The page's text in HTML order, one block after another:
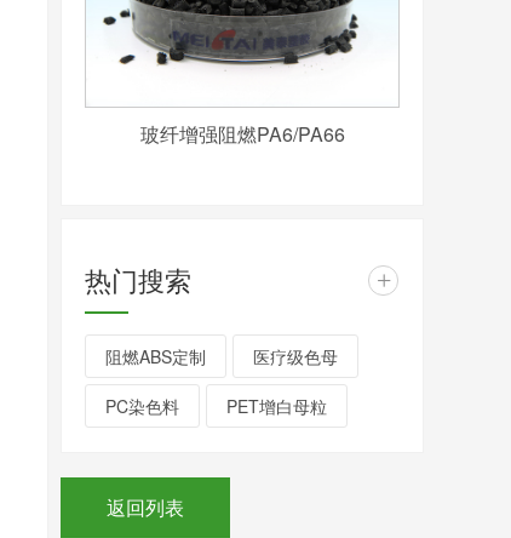
玻纤增强阻燃PA6/PA66
热门搜索 +
阻燃ABS定制 医疗级色母
PC染色料 PET增白母粒
返回列表